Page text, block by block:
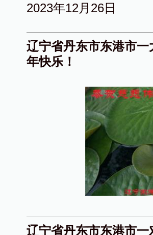
2023年12月26日
辽宁省丹东市东港市
年快乐！
辽宁省丹东市东港市